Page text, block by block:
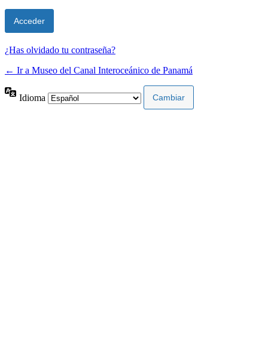
¿Has olvidado tu contraseña?
← Ir a Museo del Canal Interoceánico de Panamá
Idioma